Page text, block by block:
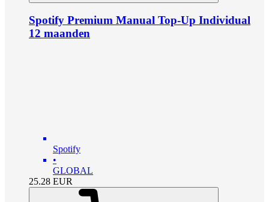
Spotify Premium Manual Top-Up Individual
12 maanden
Spotify
•
GLOBAL
25.28 EUR